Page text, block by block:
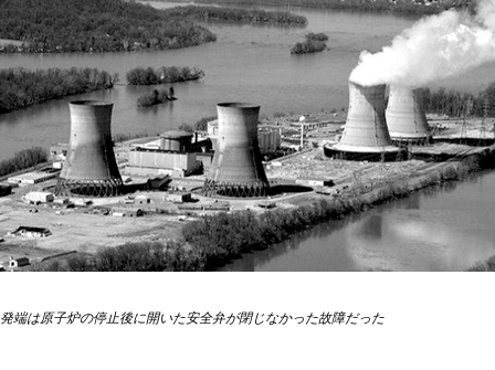
発端は原子炉の停止後に開いた安全弁が閉じなかった故障だった